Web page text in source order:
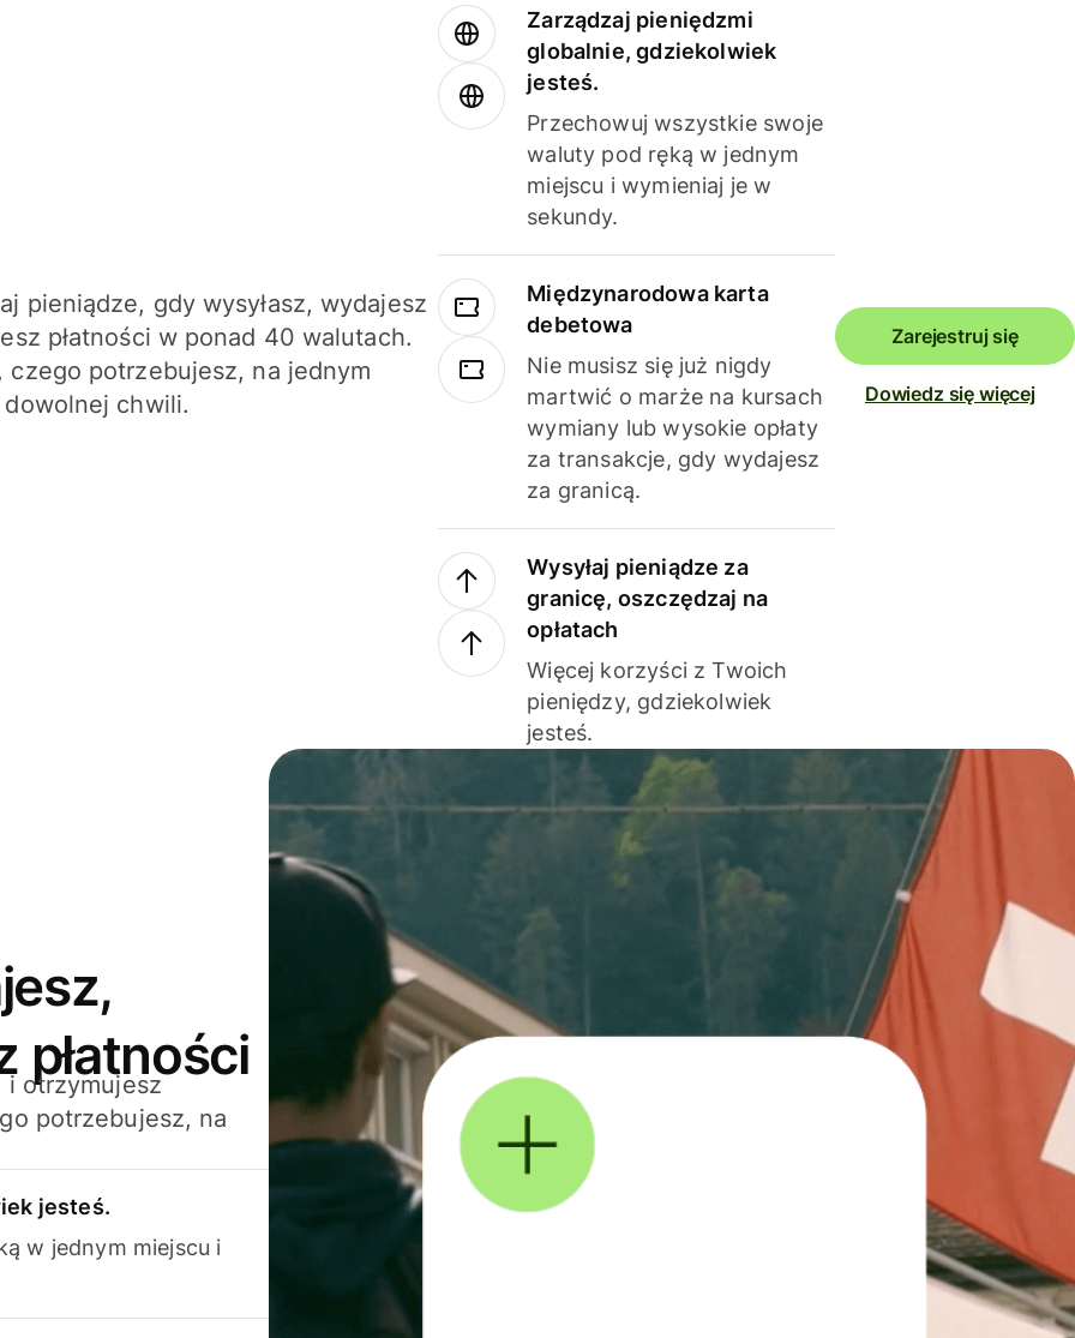
pieniądze, gdy wysyłasz, wydajesz
płatności w ponad 40 walutach.
czego potrzebujesz, na jednym
chwili.
Zarządzaj pieniędzmi
globalnie, gdziekolwiek
jesteś.
Przechowuj wszystkie swoje
waluty pod ręką w jednym
miejscu i wymieniaj je w
sekundy.
Międzynarodowa karta
debetowa
Nie musisz się już nigdy
martwić o marże na kursach
wymiany lub wysokie opłaty
za transakcje, gdy wydajesz
za granicą.
Wysyłaj pieniądze za
granicę, oszczędzaj na
opłatach
Więcej korzyści z Twoich
pieniędzy, gdziekolwiek
jesteś.
Zarejestruj się
Dowiedz się więcej
płatności
i otrzymujesz
potrzebujesz, na
jesteś.
w jednym miejscu i